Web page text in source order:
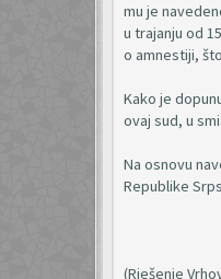
mu je
u trajanju od
o amnestiji,
Kako je
ovaj sud, u
Na osnovu
Republike
(Rješenje